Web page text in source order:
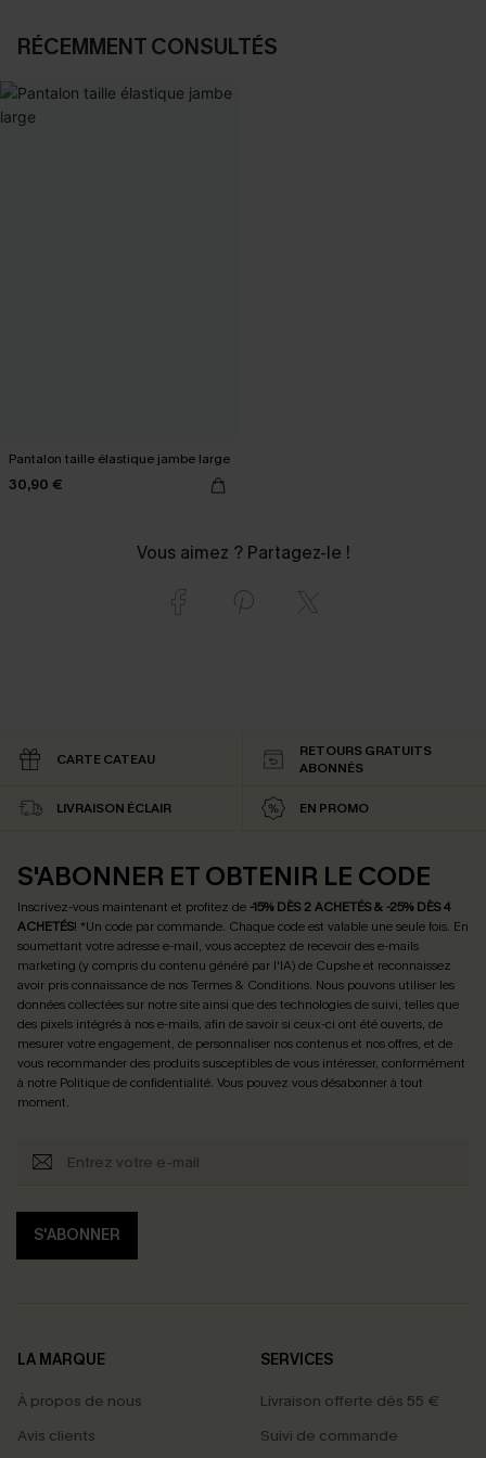
RÉCEMMENT CONSULTÉS
Pantalon taille élastique jambe large
30,90 €
Vous aimez ? Partagez-le !
CARTE CATEAU
RETOURS GRATUITS
ABONNÉS
LIVRAISON ÉCLAIR EN PROMO
S'ABONNER ET OBTENIR LE CODE
Inscrivez-vous maintenant et profitez de -15% DÈS 2 ACHETÉS & -25% DÈS 4
ACHETÉS! *Un code par commande. Chaque code est valable une seule fois. En
soumettant votre adresse e-mail, vous acceptez de recevoir des e-mails
marketing (y compris du contenu généré par l'IA) de Cupshe et reconnaissez
avoir pris connaissance de nosTermes & Conditions. Nous pouvons utiliser les
données collectées sur notre site ainsi que des technologies de suivi, telles que
des pixels intégrés à nos e-mails, afin de savoir si ceux-ci ont été ouverts, de
mesurer votre engagement, de personnaliser nos contenus et nos offres, et de
vous recommander des produits susceptibles de vous intéresser, conformément
à notre Politique de confidentialité. Vous pouvez vous désabonner à tout
moment.
S'ABONNER
LA MARQUE
À propos de nous
Avis clients
SERVICES
Livraison offerte dès 55 €
Suivi de commande